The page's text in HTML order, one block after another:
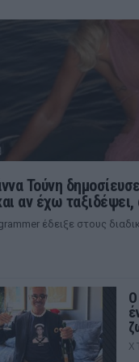
Τούνη
αν έχω ταξιδέψει,
έδειξε στους
Ο